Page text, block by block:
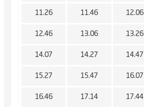
11.26 11.46 12.06
12.46 13.06 13.26
14.07 14.27 14.47
15.27 15.47 16.07
16.46 17.14 17.44